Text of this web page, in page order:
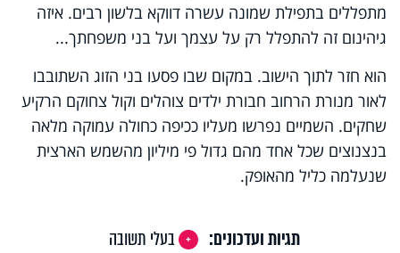
מתפללים בתפילת שמונה עשרה דווקא בלשון רבים. איזה
גיהינום זה להתפלל רק על עצמך ועל בני משפחתך...
הוא חזר לתוך הישוב. במקום שבו פסעו בני הזוג השתובבו
לאור מנורת הרחוב חבורת ילדים צוהלים וקול צחוקם הרקיע
שחקים. השמיים נפרשו מעליו ככיפה כחולה עמוקה מלאה
בנצנוצים שכל אחד מהם גדול פי מיליון מהשמש הארצית
שנעלמה כליל מהאופק.
תגיות ועדכונים:
בעלי תשובה